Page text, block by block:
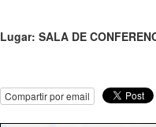
Lugar: SALA DE
Compartir por email